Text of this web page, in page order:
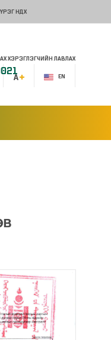
НДХ
EN
ХЭРЭГЛЭГЧИЙН ЛАВЛАХ